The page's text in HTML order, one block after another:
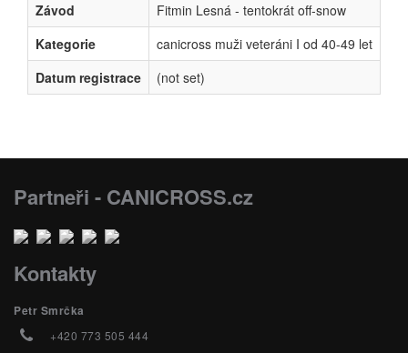
Závod
Fitmin Lesná - tentokrát off-snow
Kategorie
canicross muži veteráni I od 40-49 let
Datum registrace
(not set)
Partneři - CANICROSS.cz
Kontakty
Petr Smrčka
+420 773 505 444